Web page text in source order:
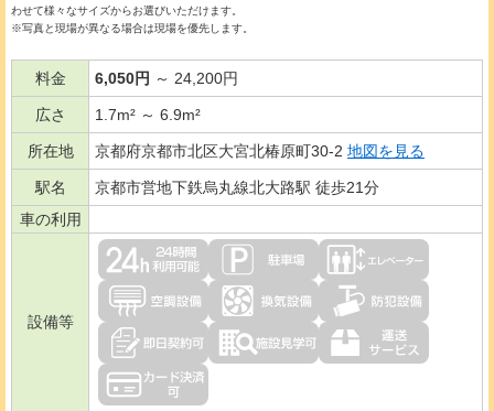
わせて様々なサイズからお選びいただけます。
※写真と現場が異なる場合は現場を優先します。
料金 6,050円 ～ 24,200円
広さ 1.7m² ～ 6.9m²
所在地 京都府京都市北区大宮北椿原町30-2 地図を見る
駅名
京都市営地下鉄烏丸線北大路駅 徒歩21分
車の利用
設備等